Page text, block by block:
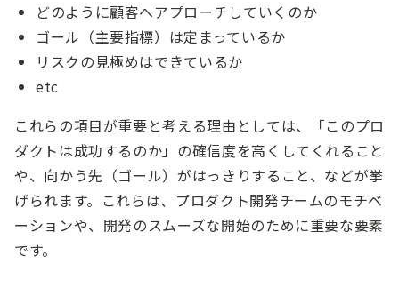
どのように顧客へアプローチしていくのか
ゴール（主要指標）は定まっているか
リスクの見極めはできているか
etc
これらの項目が重要と考える理由としては、「このプロ
ダクトは成功するのか」の確信度を高くしてくれること
や、向かう先（ゴール）がはっきりすること、などが挙
げられます。これらは、プロダクト開発チームのモチベ
ーションや、開発のスムーズな開始のために重要な要素
です。